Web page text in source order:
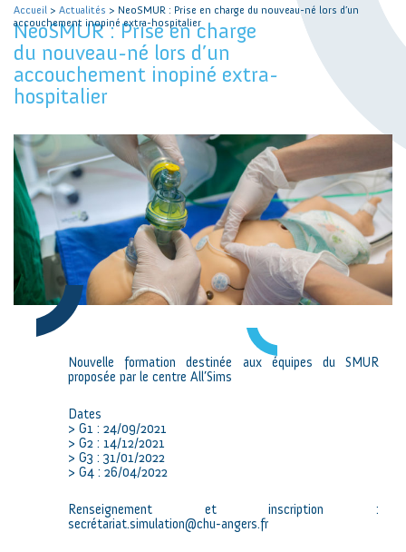
Accueil > Actualités > NeoSMUR : Prise en charge du nouveau-né lors d’un
accouchement inopiné extra-hospitalier
NeoSMUR : Prise en charge
du nouveau-né lors d’un
accouchement inopiné extra-
hospitalier
Nouvelle formation destinée aux équipes du SMUR
proposée par le centre All’Sims
Dates
> G1 : 24/09/2021
> G2 : 14/12/2021
> G3 : 31/01/2022
> G4 : 26/04/2022
Renseignement et inscription :
secrétariat.simulation@chu-angers.fr